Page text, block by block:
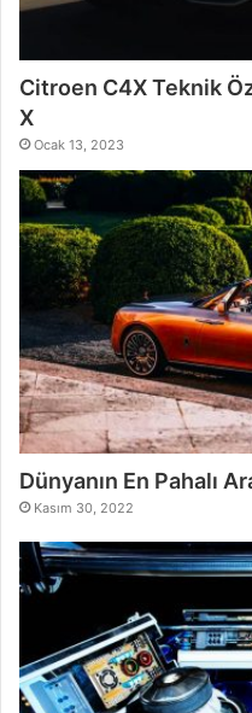
Citroen C4X Teknik
X
Ocak 13, 2023
Dünyanın En Pahalı
Kasım 30, 2022